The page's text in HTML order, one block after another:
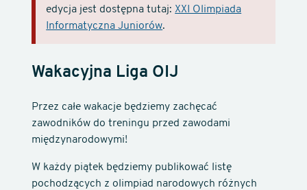
edycja jest dostępna tutaj: XXI Olimpiada
Informatyczna Juniorów.
Wakacyjna Liga OIJ
Przez całe wakacje będziemy zachęcać
zawodników do treningu przed zawodami
międzynarodowymi!
W każdy piątek będziemy publikować listę
pochodzących z olimpiad narodowych różnych